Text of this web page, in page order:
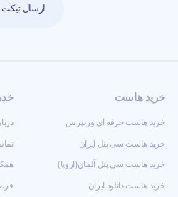
ارسال تیکت
خرید هاست
خرید هاست حرفه ای وردپرس
خرید هاست سی پنل ایران
خرید هاست سی پنل آلمان(اروپا)
خرید هاست دانلود ایران